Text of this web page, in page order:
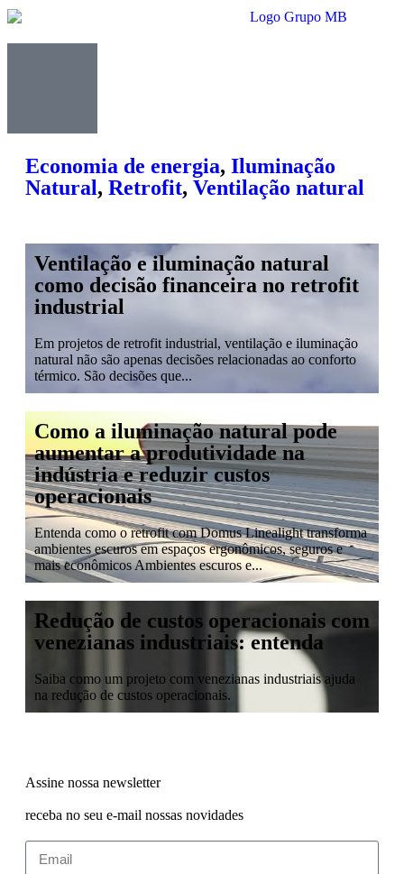
Economia de energia, Iluminação
Natural, Retrofit, Ventilação natural
Ventilação e iluminação natural
como decisão financeira no retrofit
industrial
Em projetos de retrofit industrial, ventilação e iluminação
natural não são apenas decisões relacionadas ao conforto
térmico. São decisões que...
Como a iluminação natural pode
aumentar a produtividade na
indústria e reduzir custos
operacionais
Entenda como o retrofit com Domus Linealight transforma
ambientes escuros em espaços ergonômicos, seguros e
mais econômicos Ambientes escuros e...
Redução de custos operacionais com
venezianas industriais: entenda
Saiba como um projeto com venezianas industriais ajuda
na redução de custos operacionais.
Assine nossa newsletter
receba no seu e-mail nossas novidades